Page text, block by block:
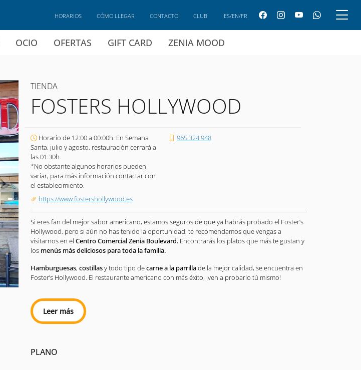
OCIO OFERTAS GIFT CARD ZENIA MOOD
HORARIOS CÓMO LLEGAR CONTACTO CLUB ES/EN/FR
TIENDA
FOSTERS HOLLYWOOD
Horario de 12:00 a 00:00h. En Semana
Santa, julio y agosto, restauración cerrará a
las 01:30h.
*No obstante algunos horarios pueden
variar, para más información contactar con
el establecimiento.
965 324 948
https://www.fostershollywood.es
Si eres fan del mejor sabor americano, estamos seguros de que ya habrás probado el Foster’s
Hollywood, pero si aún no has tenido la oportunidad, te recomendamos que vengas a
visitarnos en el Centro Comercial Zenia Boulevard. Encontrarás los platos que más te gustan y
los menús más deliciosos para toda la familia.
Hamburguesas, costillasy todo tipo decarne a la parrillade la mejor calidad, se encuentra en
Foster’s Hollywood. El restaurante americano con más éxito, ¡ven a probarlo tú mismo!
Leer más
PLANO